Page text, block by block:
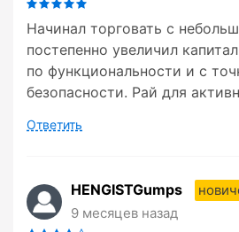
Начинал торговать с
постепенно увеличил
по функциональности и с
безопасности. Рай для
Ответить
HENGISTGumps
9 месяцев назад